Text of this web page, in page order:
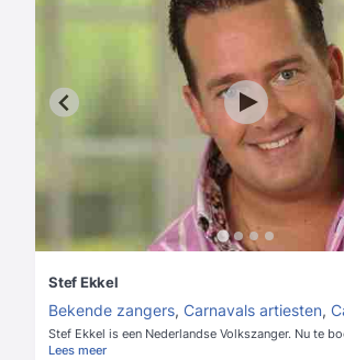
Stef Ekkel
Bekende zangers, Carnavals artiesten,
Stef Ekkel is een Nederlandse Volkszanger. Nu te
Lees meer